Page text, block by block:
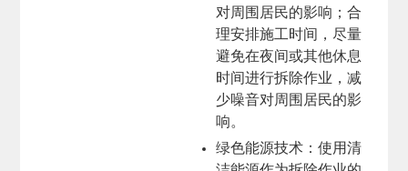
对周围居民的影响；合
理安排施工时间，尽量
避免在夜间或其他休息
时间进行拆除作业，减
少噪音对周围居民的影
响。
绿色能源技术：使用清